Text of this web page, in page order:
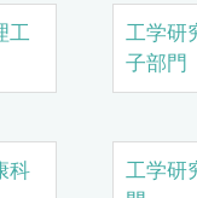
工
工学研
子部門
科
工学研